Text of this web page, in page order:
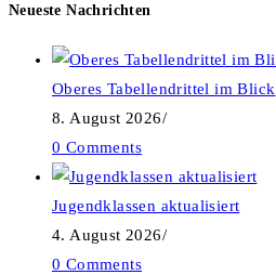
Neueste Nachrichten
Oberes Tabellendrittel im Blick
8. August 2026/
0 Comments
Jugendklassen aktualisiert
4. August 2026/
0 Comments